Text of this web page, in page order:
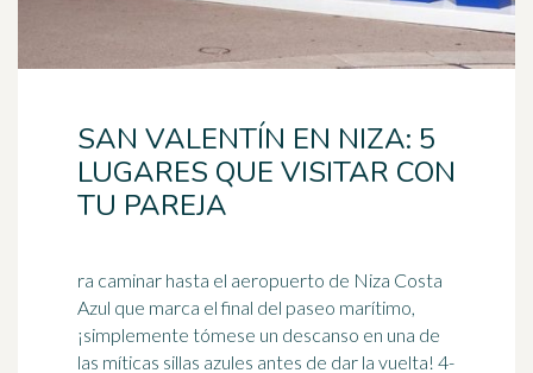
SAN VALENTÍN EN NIZA: 5
LUGARES QUE VISITAR CON
TU PAREJA
ra caminar hasta el aeropuerto de Niza Costa
Azul que marca el final del paseo marítimo,
¡simplemente tómese un descanso en una de
las míticas sillas azules antes de dar la vuelta! 4-